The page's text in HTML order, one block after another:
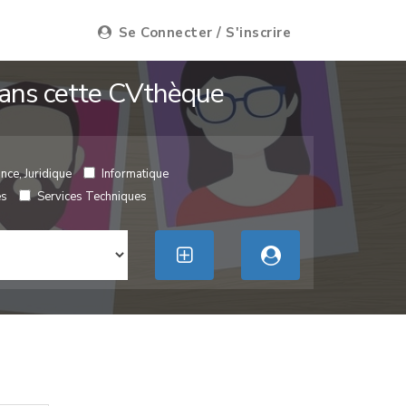
Se Connecter / S'inscrire
cette CVthèque
Juridique
Informatique
Services Techniques